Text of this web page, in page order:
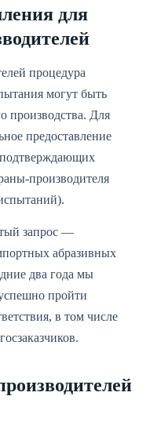
для
процедура
могут быть
производства. Для
предоставление
подтверждающих
производителя
запрос —
абразивных
два года мы
пройти
в том числе